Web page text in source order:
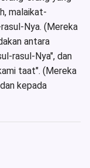
malaikat-
Nya. (Mereka
antara
rasul-Nya", dan
taat". (Mereka
kepada